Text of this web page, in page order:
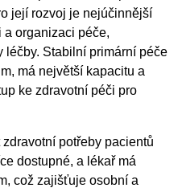
její rozvoj je nejúčinnější
organizaci péče,
léčby. Stabilní primární péče
má největší kapacitu a
ke zdravotní péči pro
potřeby pacientů
dostupné, a lékař má
což zajišťuje osobní a